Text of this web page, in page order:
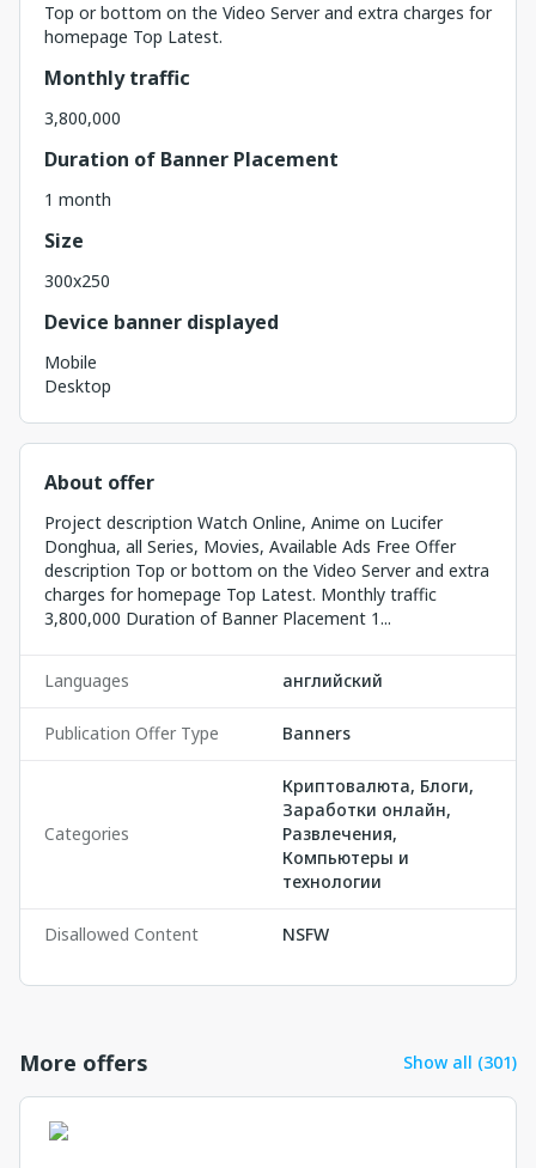
Top or bottom on the Video Server and extra charges for
homepage Top Latest.
Monthly traffic
3,800,000
Duration of Banner Placement
1 month
Size
300x250
Device banner displayed
Mobile
Desktop
About offer
Project description Watch Online, Anime on Lucifer
Donghua, all Series, Movies, Available Ads Free Offer
description Top or bottom on the Video Server and extra
charges for homepage Top Latest. Monthly traffic
3,800,000 Duration of Banner Placement 1...
Languages английский
Publication Offer Type Banners
Categories
Криптовалюта, Блоги,
Заработки онлайн,
Развлечения,
Компьютеры и
технологии
Disallowed Content NSFW
More offers Show all (301)